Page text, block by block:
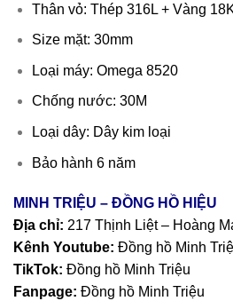
Thân vỏ: Thép 316L + Vàng
Size mặt: 30mm
Loại máy: Omega 8520
Chống nước: 30M
Loại dây: Dây kim loại
Bảo hành 6 năm
MINH TRIỆU – ĐỒNG HỒ HIỆU
Địa chỉ: 217 Thịnh Liệt – Hoàng
Kênh Youtube: Đồng hồ Minh
TikTok: Đồng hồ Minh Triệu
Fanpage: Đồng hồ Minh Triệu